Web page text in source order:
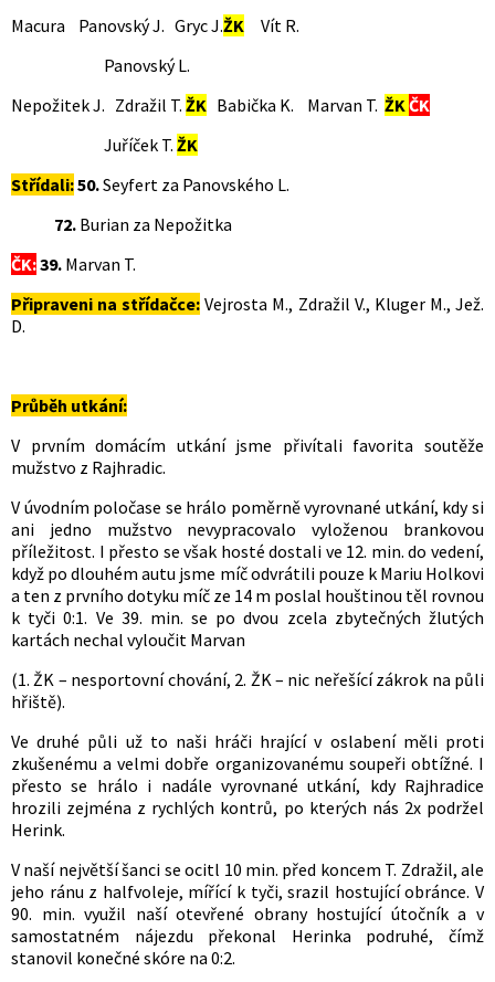
Macura Panovský J. Gryc J.ŽK Vít R.
Panovský L.
Nepožitek J. Zdražil T. ŽK Babička K. Marvan T. ŽK ČK
Juříček T. ŽK
Střídali:50.Seyfert za Panovského L.
72. Burian za Nepožitka
ČK:39. Marvan T.
Připraveni na střídačce: Vejrosta M., Zdražil V., Kluger M., Jež.
D.
Průběh utkání:
V prvním domácím utkání jsme přivítali favorita soutěže
mužstvo z Rajhradic.
V úvodním poločase se hrálo poměrně vyrovnané utkání, kdy si
ani jedno mužstvo nevypracovalo vyloženou brankovou
příležitost. I přesto se však hosté dostali ve 12. min. do vedení,
když po dlouhém autu jsme míč odvrátili pouze k Mariu Holkovi
a ten z prvního dotyku míč ze 14 m poslal houštinou těl rovnou
k tyči 0:1. Ve 39. min. se po dvou zcela zbytečných žlutých
kartách nechal vyloučit Marvan
(1. ŽK – nesportovní chování, 2. ŽK – nic neřešící zákrok na půli
hřiště).
Ve druhé půli už to naši hráči hrající v oslabení měli proti
zkušenému a velmi dobře organizovanému soupeři obtížné. I
přesto se hrálo i nadále vyrovnané utkání, kdy Rajhradice
hrozili zejména z rychlých kontrů, po kterých nás 2x podržel
Herink.
V naší největší šanci se ocitl 10 min. před koncem T. Zdražil, ale
jeho ránu z halfvoleje, mířící k tyči, srazil hostující obránce. V
90. min. využil naší otevřené obrany hostující útočník a v
samostatném nájezdu překonal Herinka podruhé, čímž
stanovil konečné skóre na 0:2.